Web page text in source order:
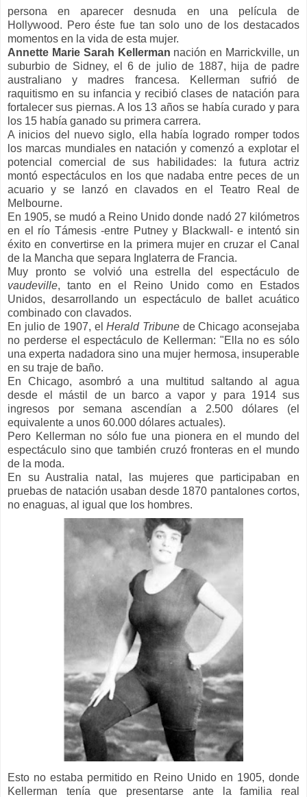
persona en aparecer desnuda en una película de
Hollywood. Pero éste fue tansolo uno de los destacados
momentos en la vida de esta mujer.
Annette Marie Sarah Kellerman nación en Marrickville, un
suburbio de Sidney, el 6 de julio de 1887, hija de padre
australiano y madres francesa. Kellerman sufrió de
raquitismo en su infancia y recibió clases de natación para
fortalecer sus piernas. A los 13 años se había curado y para
los 15 había ganado su primera carrera.
A inicios del nuevo siglo, ella había logrado romper todos
los marcas mundiales en natación y comenzó a explotar el
potencial comercial de sus habilidades: la futura actriz
montó espectáculos en los que nadaba entre peces de un
acuario y se lanzó en clavados en el Teatro Real de
Melbourne.
En 1905, se mudó a Reino Unido donde nadó 27 kilómetros
en el río Támesis -entre Putney y Blackwall- e intentó sin
éxito en convertirse en la primera mujer en cruzar el Canal
de la Mancha que separa Inglaterra de Francia.
Muy pronto se volvió una estrella del espectáculo de
vaudeville, tanto en el Reino Unido como en Estados
Unidos, desarrollando un espectáculo de ballet acuático
combinado con clavados.
En julio de 1907, elHerald Tribune de Chicago aconsejaba
no perderse el espectáculo de Kellerman: "Ella no es sólo
una experta nadadora sino una mujer hermosa, insuperable
en su traje de baño.
En Chicago, asombró a una multitud saltando al agua
desde el mástil de un barco a vapor y para 1914 sus
ingresos por semana ascendían a 2.500 dólares (el
equivalente a unos 60.000 dólares actuales).
Pero Kellerman no sólo fue una pionera en el mundo del
espectáculo sino que también cruzó fronteras en el mundo
de la moda.
En su Australia natal, las mujeres que participaban en
pruebas de natación usaban desde 1870 pantalones cortos,
no enaguas, al igual que los hombres.
Esto no estaba permitido en Reino Unido en 1905, donde
Kellerman tenía que presentarse ante la familia real